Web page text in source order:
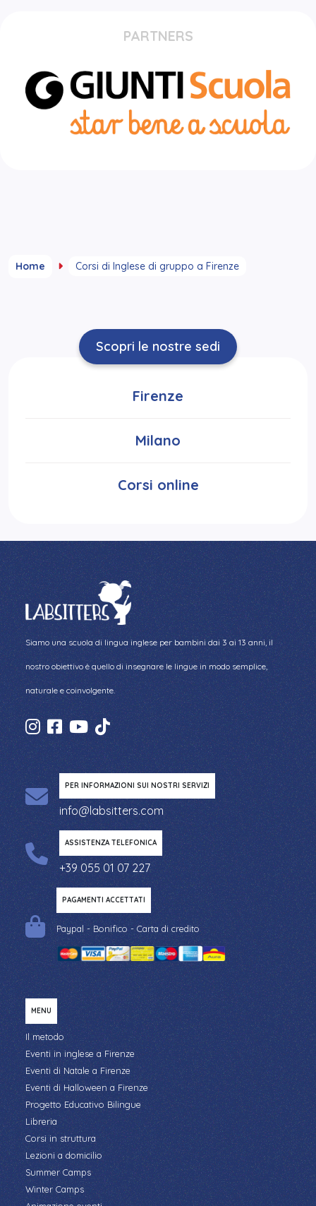
PARTNERS
Home Corsi di Inglese di gruppo a Firenze
Scopri le nostre sedi
Firenze
Milano
Corsi online
Siamo una scuola di lingua inglese per bambini dai 3 ai 13 anni, il
nostro obiettivo è quello di insegnare le lingue in modo semplice,
naturale e coinvolgente.
PER INFORMAZIONI SUI NOSTRI SERVIZI
info@labsitters.com
ASSISTENZA TELEFONICA
+39 055 01 07 227
PAGAMENTI ACCETTATI
Paypal - Bonifico - Carta di credito
MENU
Il metodo
Eventi in inglese a Firenze
Eventi di Natale a Firenze
Eventi di Halloween a Firenze
Progetto Educativo Bilingue
Libreria
Corsi in struttura
Lezioni a domicilio
Summer Camps
Winter Camps